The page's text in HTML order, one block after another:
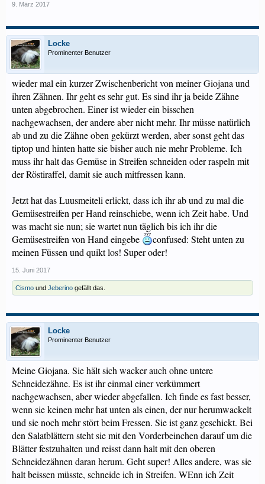
9. März 2017
Locke
Prominenter Benutzer
wieder mal ein kurzer Zwischenbericht von meiner Giojana und
ihren Zähnen. Ihr geht es sehr gut. Es sind ihr ja beide Zähne
unten abgebrochen. Einer ist wieder ein bisschen
nachgewachsen, der andere aber nicht mehr. Ihr müsse natürlich
ab und zu die Zähne oben gekürzt werden, aber sonst geht das
tiptop und hinten hatte sie bisher auch nie mehr Probleme. Ich
muss ihr halt das Gemüse in Streifen schneiden oder raspeln mit
der Röstiraffel, damit sie auch mitfressen kann.
Jetzt hat das Luusmeiteli erlickt, dass ich ihr ab und zu mal die
Gemüsestreifen per Hand reinschiebe, wenn ich Zeit habe. Und
was macht sie nun; sie wartet nun täglich bis ich ihr die
Gemüsestreifen von Hand eingebe
confused: Steht unten zu
meinen Füssen und quikt los! Super oder!
15. Juni 2017
Cismo und Jeberino gefällt das.
Locke
Prominenter Benutzer
Meine Giojana. Sie hält sich wacker auch ohne untere
Schneidezähne. Es ist ihr einmal einer verkümmert
nachgewachsen, aber wieder abgefallen. Ich finde es fast besser,
wenn sie keinen mehr hat unten als einen, der nur herumwackelt
und sie noch mehr stört beim Fressen. Sie ist ganz geschickt. Bei
den Salatblättern steht sie mit den Vorderbeinchen darauf um die
Blätter festzuhalten und reisst dann halt mit den oberen
Schneidezähnen daran herum. Geht super! Alles andere, was sie
halt beissen müsste, schneide ich in Streifen. WEnn ich Zeit